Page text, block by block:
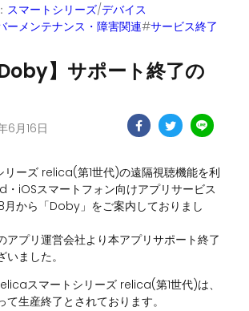
スマートシリーズ/デバイス
ーメンテナンス・障害関連#サービス終了
Doby】サポート終了の
6月16日
ーズ relica(第1世代)の遠隔視聴機能を利
iOSスマートフォン向けアプリサービス
月から「Doby」をご案内しておりまし
アプリ運営会社より本アプリサポート終了
ました。
スマートシリーズ relica(第1世代)は、
て生産終了とされております。